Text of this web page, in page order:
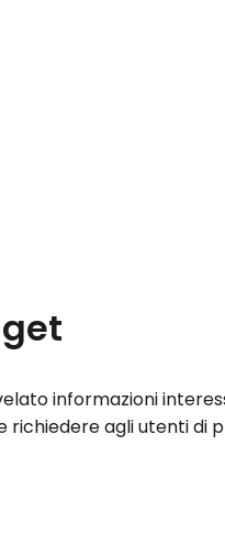
informazioni
richiedere agli utenti di